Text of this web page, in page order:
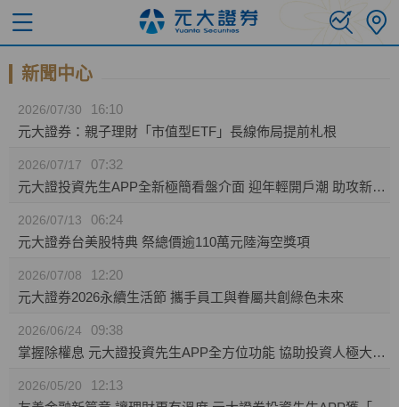
新聞中心
2026/07/30
16:10
元大證券：親子理財「市值型ETF」長線佈局提前札根
2026/07/17
07:32
元大證投資先生APP全新極簡看盤介面 迎年輕開戶潮 助攻新生代投資人效率布局
2026/07/13
06:24
元大證券台美股特典 祭總價逾110萬元陸海空獎項
2026/07/08
12:20
元大證券2026永續生活節 攜手員工與眷屬共創綠色未來
2026/06/24
09:38
掌握除權息 元大證投資先生APP全方位功能 協助投資人極大化資產效益
2026/05/20
12:13